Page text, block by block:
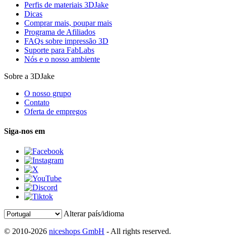
Perfis de materiais 3DJake
Dicas
Comprar mais, poupar mais
Programa de Afiliados
FAQs sobre impressão 3D
Suporte para FabLabs
Nós e o nosso ambiente
Sobre a 3DJake
O nosso grupo
Contato
Oferta de empregos
Siga-nos em
Alterar país/idioma
© 2010-2026 niceshops GmbH - All rights reserved.